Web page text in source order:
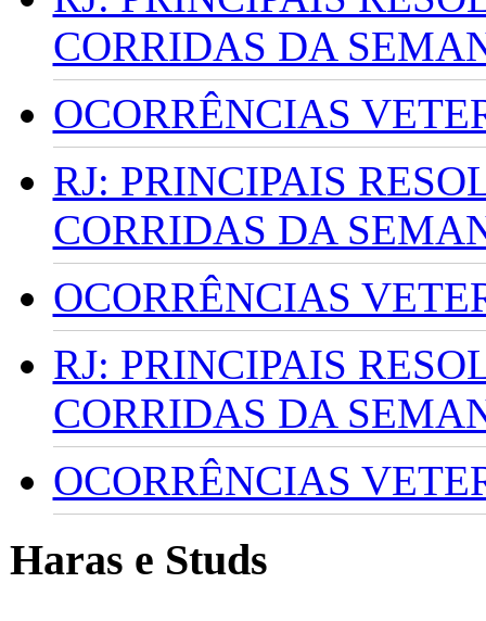
CORRIDAS DA
OCORRÊNCIAS
RJ: PRINCIPAIS
CORRIDAS DA
OCORRÊNCIAS
RJ: PRINCIPAIS
CORRIDAS DA
OCORRÊNCIAS
Haras e Studs